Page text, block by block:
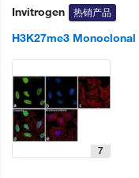
Invitrogen 热销产品
H3K27me3
7